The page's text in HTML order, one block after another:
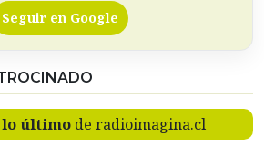
Seguir en Google
últimode radioimagina.cl